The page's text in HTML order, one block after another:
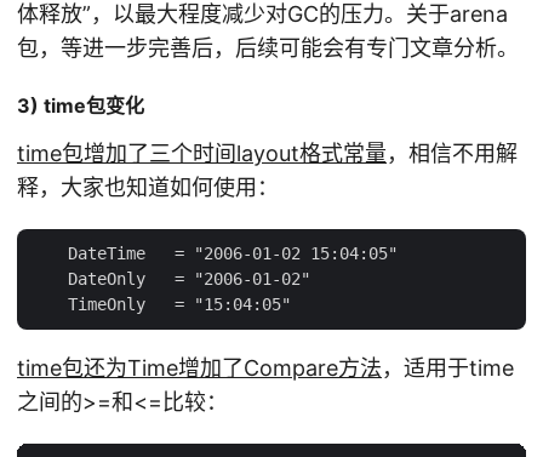
体释放”，以最大程度减少对GC的压力。关于arena
包，等进一步完善后，后续可能会有专门文章分析。
3) time包变化
time包增加了三个时间layout格式常量，相信不用解
释，大家也知道如何使用：
    DateTime   = "2006-01-02 15:04:05"
    DateOnly   = "2006-01-02"
time包还为Time增加了Compare方法，适用于time
之间的>=和<=比较：